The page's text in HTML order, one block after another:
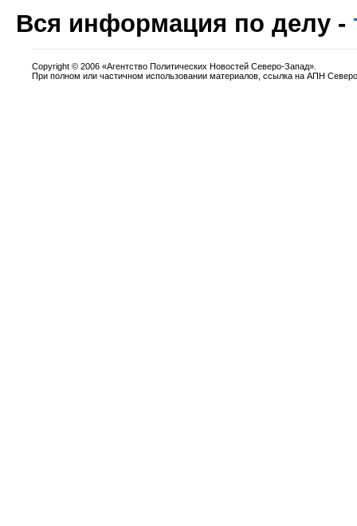
Вся информация по делу -
Copyright © 2006 «Агентство Политических Новостей Северо-Запад».
При полном или частичном использовании материалов, ссылка на АПН